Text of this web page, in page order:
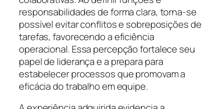
responsabilidades de forma clara, torna-se
possível evitar conflitos e sobreposições de
tarefas, favorecendo a eficiência
operacional. Essa percepção fortalece seu
papel de liderança e a prepara para
estabelecer processos que promovam a
eficácia do trabalho em equipe.